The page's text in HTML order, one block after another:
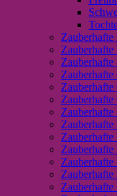
Zauberhafte
Zauberhafte
Zauberhafte
Zauberhafte